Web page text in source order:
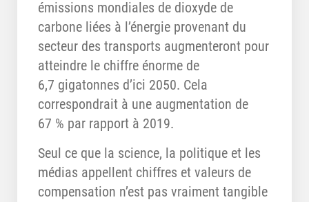
émissions mondiales de dioxyde de
carbone liées à l’énergie provenant du
secteur des transports augmenteront pour
atteindre le chiffre énorme de
6,7 gigatonnes d’ici 2050. Cela
correspondrait à une augmentation de
67 % par rapport à 2019.
Seul ce que la science, la politique et les
médias appellent chiffres et valeurs de
compensation n’est pas vraiment tangible